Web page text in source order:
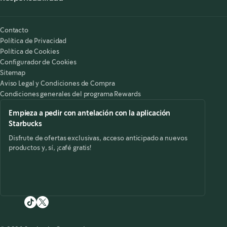
Contacto
Política de Privacidad
Política de Cookies
Configurador de Cookies
Sitemap
Aviso Legal y Condiciones de Compra
Condiciones generales del programa Rewards
Empieza a pedir con antelación con la aplicación
Starbucks
Disfrute de ofertas exclusivas, acceso anticipado a nuevos
productos y, sí, ¡café gratis!